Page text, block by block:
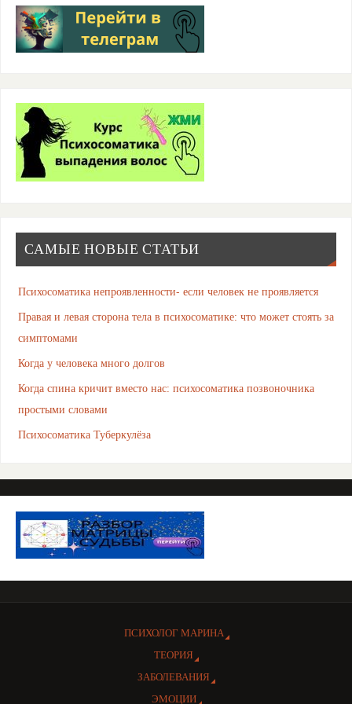
САМЫЕ НОВЫЕ СТАТЬИ
Психосоматика непроявленности- если человек не проявляется
Правая и левая сторона тела в психосоматике: что может стоять за
симптомами
Когда у человека много долгов
Когда спина кричит вместо нас: психосоматика позвоночника
простыми словами
Психосоматика Туберкулёза
ПСИХОЛОГ МАРИНА
ТЕОРИЯ
ЗАБОЛЕВАНИЯ
ЭМОЦИИ